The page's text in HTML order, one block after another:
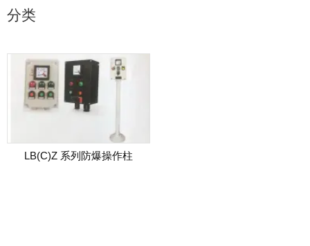
分类
LB(C)Z 系列防爆操作柱